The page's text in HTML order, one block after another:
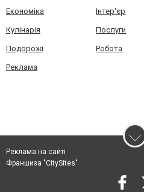
Економіка Інтер'єр
Кулінарія Послуги
Подорожі Робота
Реклама
Реклама на сайті
Франшиза "CitySites"